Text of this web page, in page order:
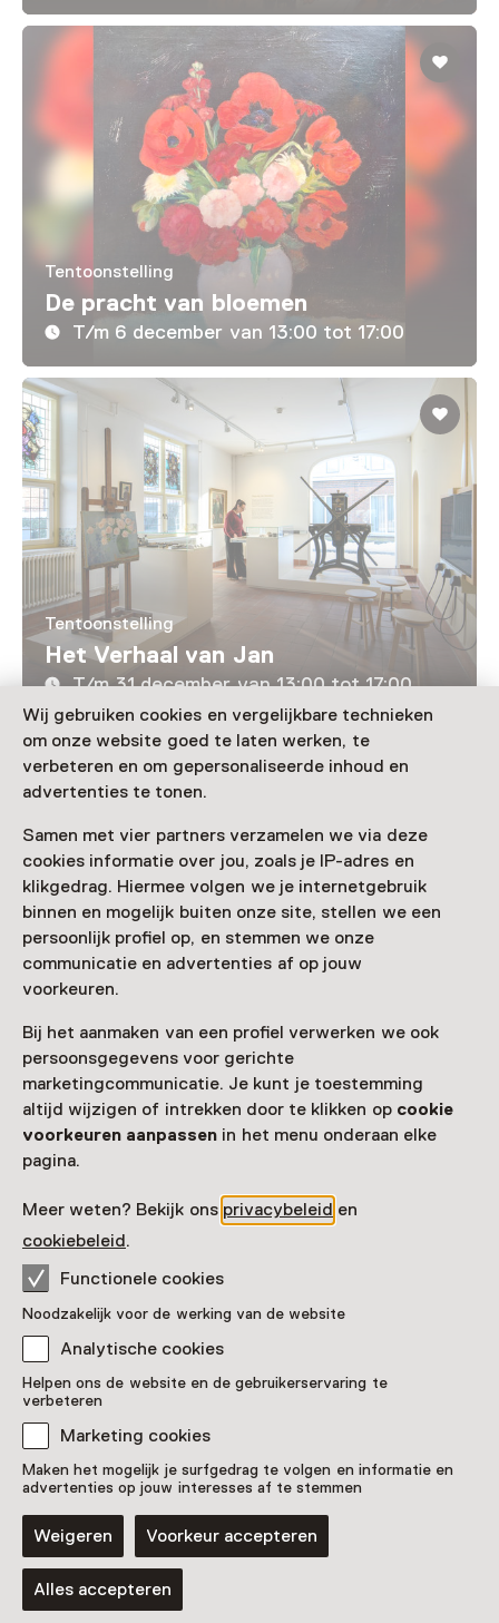
Wij gebruiken cookies en vergelijkbare technieken
om onze website goed te laten werken, te
verbeteren en om gepersonaliseerde inhoud en
advertenties te tonen.
Samen met vier partners verzamelen we via deze
cookies informatie over jou, zoals je IP-adres en
klikgedrag. Hiermee volgen we je internetgebruik
binnen en mogelijk buiten onze site, stellen we een
persoonlijk profiel op, en stemmen we onze
communicatie en advertenties af op jouw
voorkeuren.
Bij het aanmaken van een profiel verwerken we ook
persoonsgegevens voor gerichte
marketingcommunicatie. Je kunt je toestemming
altijd wijzigen of intrekken door te klikken op cookie
voorkeuren aanpassen in het menu onderaan elke
pagina.
Meer weten? Bekijk ons privacybeleid en
cookiebeleid.
Functionele cookies
Noodzakelijk voor de werking van de website
Analytische cookies
Helpen ons de website en de gebruikerservaring te
verbeteren
Marketing cookies
Maken het mogelijk je surfgedrag te volgen en informatie en
advertenties op jouw interesses af te stemmen
Weigeren Voorkeur accepteren
Alles accepteren
Tentoonstelling
De pracht van bloemen
T/m 6 december van 13:00 tot 17:00
Tentoonstelling
Het Verhaal van Jan
T/m 31 december van 13:00 tot 17:00
Laad meer
Nog meer ontdekken
Nationale Feestrok
Pronkstuk
Blijf ontdekken
Koop online je Museumkaart